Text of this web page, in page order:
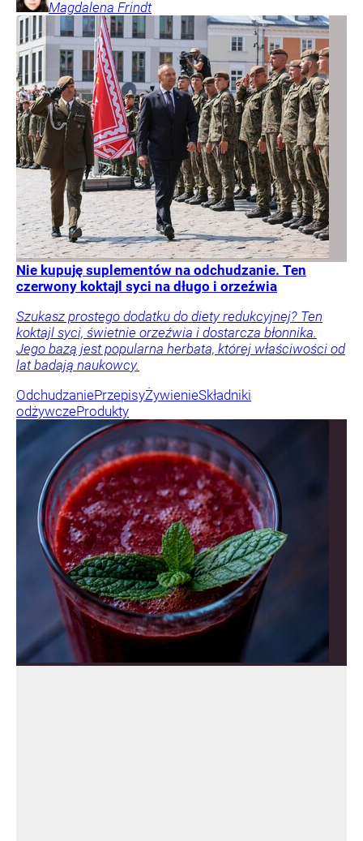
Magdalena Frindt
Nie kupuję suplementów na odchudzanie. Ten
czerwony koktajl syci na długo i orzeźwia
Szukasz prostego dodatku do diety redukcyjnej? Ten
koktajl syci, świetnie orzeźwia i dostarcza błonnika.
Jego bazą jest popularna herbata, której właściwości od
lat badają naukowcy.
OdchudzaniePrzepisyŻywienieSkładniki
odżywczeProdukty